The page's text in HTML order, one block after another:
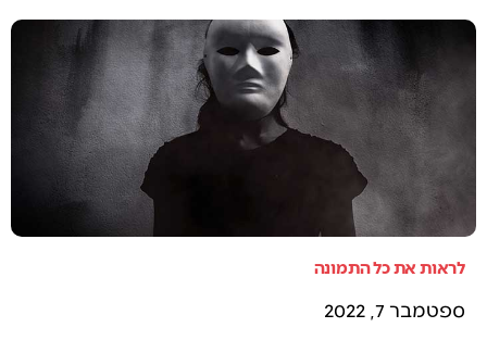
לראות את כל התמונה
ספטמבר 7, 2022